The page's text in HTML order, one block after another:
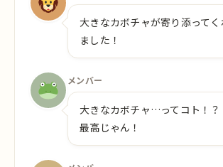
大きなカボチャが寄り添って
ました！
メンバー
大きなカボチャ…ってコト！
最高じゃん！